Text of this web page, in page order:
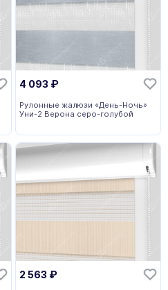
4 093 ₽
Рулонные жалюзи «День-Ночь»
Уни-2 Верона серо-голубой
2 563 ₽